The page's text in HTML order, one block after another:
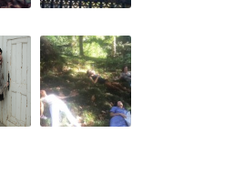
Voltar
Terra
na
Quinta